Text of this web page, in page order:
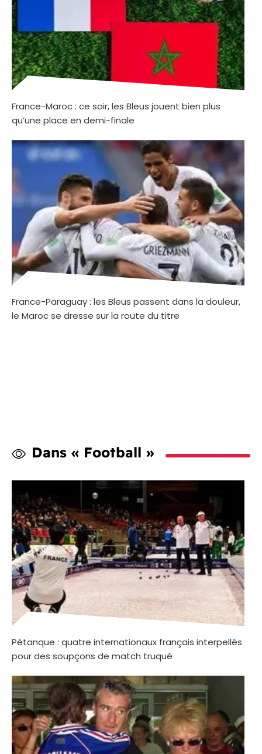
France-Maroc : ce soir, les Bleus jouent bien plus
qu’une place en demi-finale
France-Paraguay : les Bleus passent dans la douleur,
le Maroc se dresse sur la route du titre
Dans « Football »
Pétanque : quatre internationaux français interpellés
pour des soupçons de match truqué